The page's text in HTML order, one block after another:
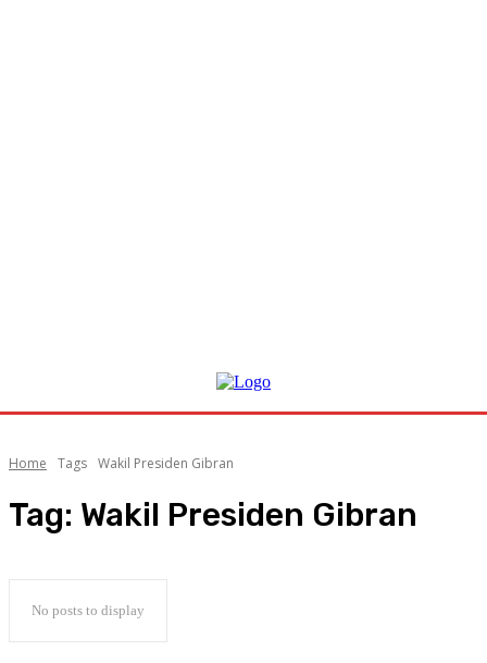
Home Tags Wakil Presiden Gibran
Tag: Wakil Presiden Gibran
No posts to display